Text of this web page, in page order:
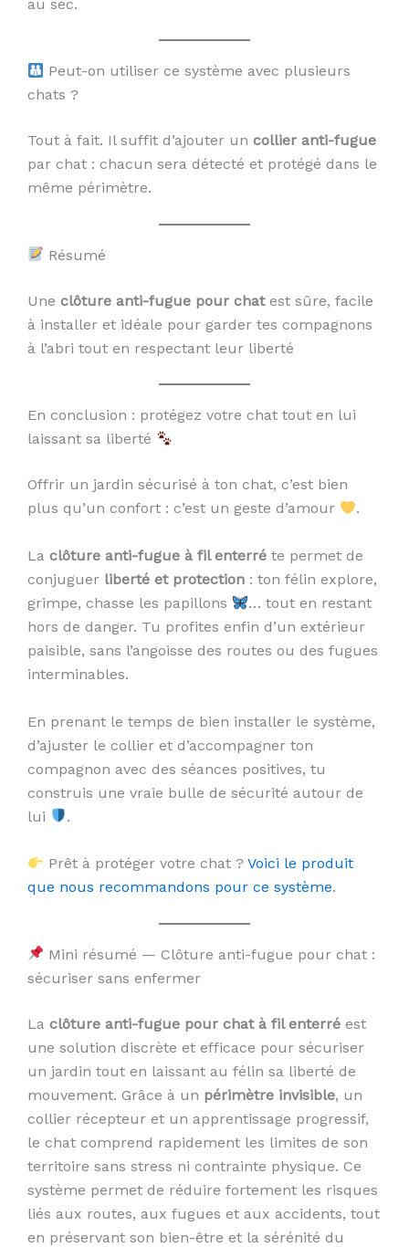
au sec.
Peut-on utiliser ce système avec plusieurs
chats ?
Tout à fait. Il suffit d’ajouter un collier anti-fugue
par chat : chacun sera détecté et protégé dans le
même périmètre.
Résumé
Une clôture anti-fugue pour chatest sûre, facile
à installer et idéale pour garder tes compagnons
à l’abri tout en respectant leur liberté
En conclusion : protégez votre chat tout en lui
laissant sa liberté
Offrir un jardin sécurisé à ton chat, c’est bien
plus qu’un confort : c’est un geste d’amour
.
La clôture anti-fugue à fil enterré te permet de
conjuguer liberté et protection : ton félin explore,
grimpe, chasse les papillons
… tout en restant
hors de danger. Tu profites enfin d’un extérieur
paisible, sans l’angoisse des routes ou des fugues
interminables.
En prenant le temps de bien installer le système,
d’ajuster le collier et d’accompagner ton
compagnon avec des séances positives, tu
construis une vraie bulle de sécurité autour de
lui
.
Prêt à protéger votre chat ?Voici le produit
que nous recommandons pour ce système.
Mini résumé — Clôture anti-fugue pour chat :
sécuriser sans enfermer
La clôture anti-fugue pour chat à fil enterré est
une solution discrète et efficace pour sécuriser
un jardin tout en laissant au félin sa liberté de
mouvement. Grâce à un périmètre invisible, un
collier récepteur et un apprentissage progressif,
le chat comprend rapidement les limites de son
territoire sans stress ni contrainte physique. Ce
système permet de réduire fortement les risques
liés aux routes, aux fugues et aux accidents, tout
en préservant son bien-être et la sérénité du